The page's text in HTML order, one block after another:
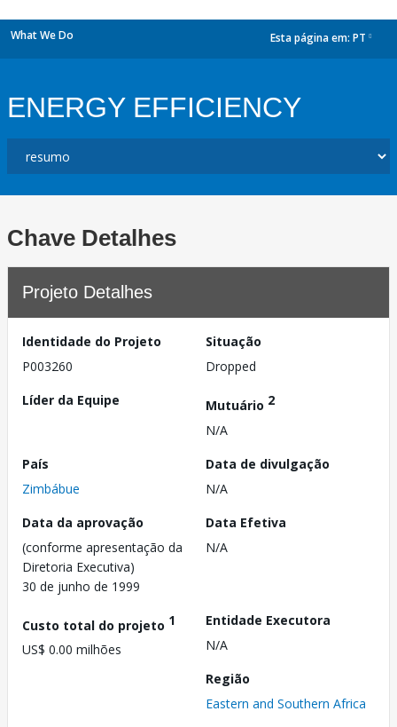
What We Do Esta página em: PT
ENERGY EFFICIENCY
Chave Detalhes
Projeto Detalhes
Identidade do Projeto
P003260
Situação
Dropped
Líder da Equipe
Mutuário 2
N/A
País
Zimbábue
Data de divulgação
N/A
Data da aprovação
(conforme apresentação da
Diretoria Executiva)
30 de junho de 1999
Data Efetiva
N/A
Custo total do projeto 1
US$ 0.00 milhões
Entidade Executora
N/A
Região
Eastern and Southern Africa